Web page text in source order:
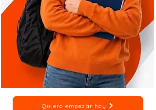
Quiero empezar hoy